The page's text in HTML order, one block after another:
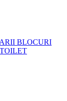
BLOCURI